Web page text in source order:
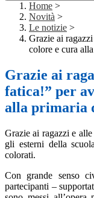
Home >
Novità >
Le notizie >
Grazie ai
colore e cura
Grazie ai
fatica!” per
alla primaria
Grazie ai ragazzi e
gli esterni della
colorati.
Con grande senso
partecipanti –